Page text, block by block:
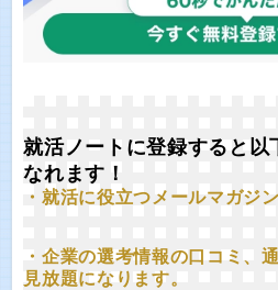
就活ノートに登録すると以
なれます！
・就活に役立つメールマガジ
・企業の選考情報の口コミ、
見放題になります。